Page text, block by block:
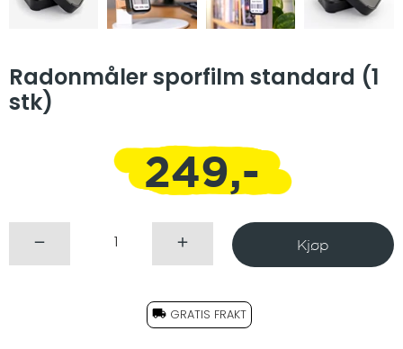
Radonmåler sporfilm standard (1
stk)
249,-
GRATIS FRAKT